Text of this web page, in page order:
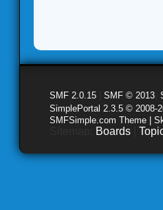
SMF 2.0.15 SMF © 2013
SimplePortal 2.3.5 © 2008-
SMFSimple.com Theme |
Boards